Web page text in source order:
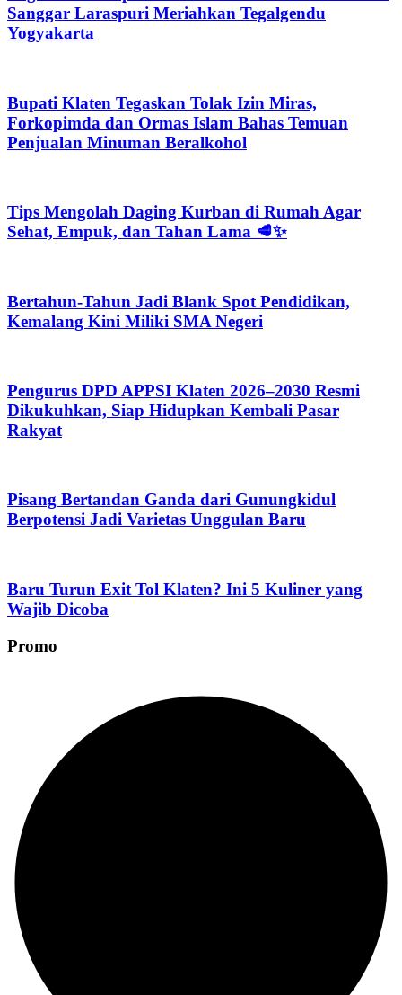
Sanggar Laraspuri Meriahkan Tegalgendu
Yogyakarta
Bupati Klaten Tegaskan Tolak Izin Miras,
Forkopimda dan Ormas Islam Bahas Temuan
Penjualan Minuman Beralkohol
Tips Mengolah Daging Kurban di Rumah Agar
Sehat, Empuk, dan Tahan Lama 🥩✨
Bertahun-Tahun Jadi Blank Spot Pendidikan,
Kemalang Kini Miliki SMA Negeri
Pengurus DPD APPSI Klaten 2026–2030 Resmi
Dikukuhkan, Siap Hidupkan Kembali Pasar
Rakyat
Pisang Bertandan Ganda dari Gunungkidul
Berpotensi Jadi Varietas Unggulan Baru
Baru Turun Exit Tol Klaten? Ini 5 Kuliner yang
Wajib Dicoba
Promo